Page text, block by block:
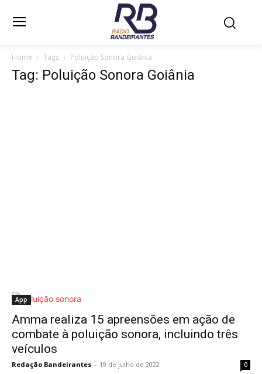
Home Tags Poluição Sonora Goiânia
Tag: Poluição Sonora Goiânia
App
Amma realiza 15 apreensões em ação de
combate à poluição sonora, incluindo três
veículos
Redação Bandeirantes - 19 de julho de 2022 0